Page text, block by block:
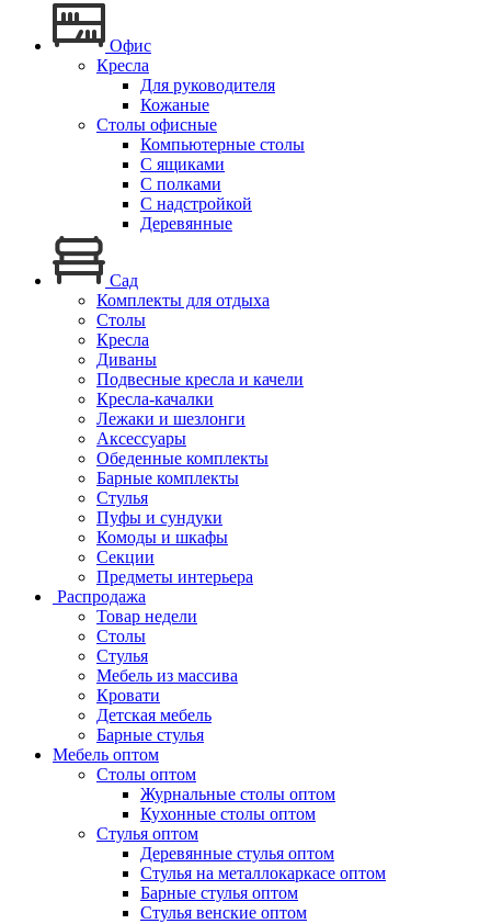
Офис
Кресла
Для руководителя
Кожаные
Столы офисные
Компьютерные столы
С ящиками
С полками
С надстройкой
Деревянные
Сад
Комплекты для отдыха
Столы
Кресла
Диваны
Подвесные кресла и качели
Кресла-качалки
Лежаки и шезлонги
Аксессуары
Обеденные комплекты
Барные комплекты
Стулья
Пуфы и сундуки
Комоды и шкафы
Секции
Предметы интерьера
Распродажа
Товар недели
Столы
Стулья
Мебель из массива
Кровати
Детская мебель
Барные стулья
Мебель оптом
Столы оптом
Журнальные столы оптом
Кухонные столы оптом
Стулья оптом
Деревянные стулья оптом
Стулья на металлокаркасе оптом
Барные стулья оптом
Стулья венские оптом